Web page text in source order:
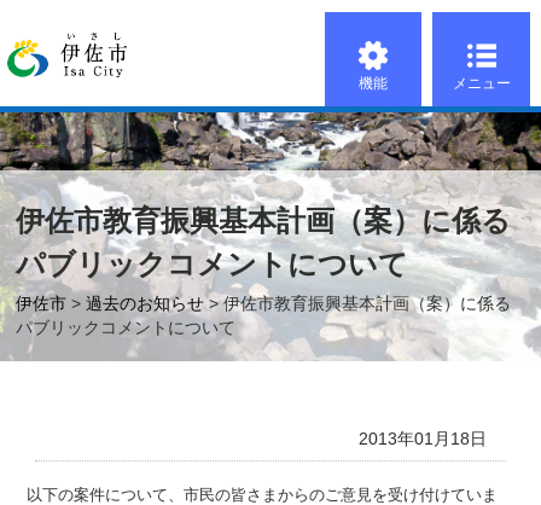
機能 メニュー
伊佐市教育振興基本計画（案）に係る
パブリックコメントについて
伊佐市 >過去のお知らせ> 伊佐市教育振興基本計画（案）に係る
パブリックコメントについて
2013年01月18日
以下の案件について、市民の皆さまからのご意見を受け付けていま